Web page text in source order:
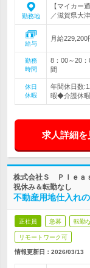
勤務地
【マイカー
／滋賀県大
給与
月給
勤務
時間
8：00～20
間
休日
休暇
年間休日数
暇◆介護休
求人詳細を
株式会社Ｓ Ｐｌｅａ
祝休み＆転勤なし
不動産用地仕入れ
正社員 急募 転勤
リモートワーク可
情報更新日：2026/03/13